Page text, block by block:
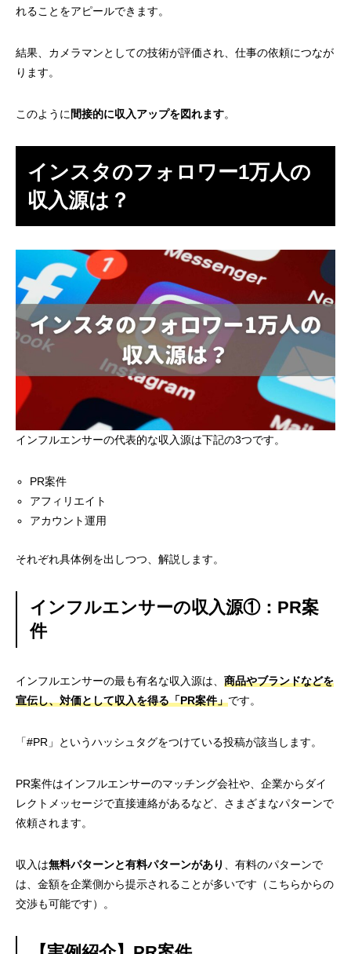
れることをアピールできます。
結果、カメラマンとしての技術が評価され、仕事の依頼につなが
ります。
このように 間接的に収入アップを図れます。
インスタのフォロワー1万人の
収入源は？
インフルエンサーの代表的な収入源は下記の3つです。
PR案件
アフィリエイト
アカウント運用
それぞれ具体例を出しつつ、解説します。
インフルエンサーの収入源①：PR案
件
インフルエンサーの最も有名な収入源は、 商品やブランドなどを
宣伝し、対価として収入を得る「PR案件」です。
「#PR」というハッシュタグをつけている投稿が該当します。
PR案件はインフルエンサーのマッチング会社や、企業からダイ
レクトメッセージで直接連絡があるなど、さまざまなパターンで
依頼されます。
収入は無料パターンと有料パターンがあり
、有料のパターンで
は、金額を企業側から提示されることが多いです（こちらからの
交渉も可能です）。